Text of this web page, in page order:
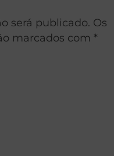
será publicado. Os
marcados com *